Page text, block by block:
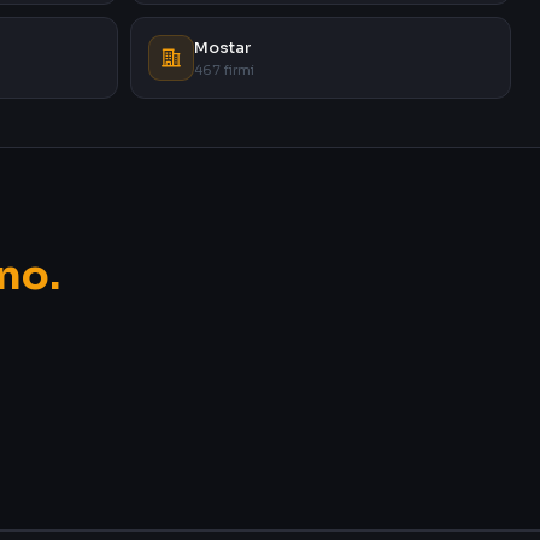
Mostar
467 firmi